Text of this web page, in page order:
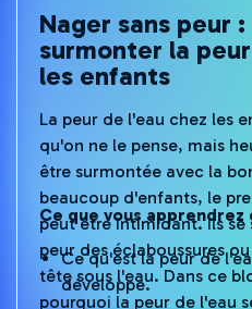
Nager sans peur
surmonter la
les enfants
La peur de l'eau chez les
qu'on ne le pense, mais
être surmontée avec la
beaucoup d'enfants, le
peut être intimidant. Ils
peur des éclaboussures
tête sous l'eau. Dans ce
pourquoi la peur de l'eau
Ce que vous apprendrez
Ce qu'est la peur de
développe.